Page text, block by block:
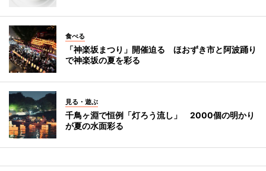
食べる
「神楽坂まつり」開催迫る ほおずき市と阿波踊り
で神楽坂の夏を彩る
見る・遊ぶ
千鳥ヶ淵で恒例「灯ろう流し」 2000個の明かり
が夏の水面彩る